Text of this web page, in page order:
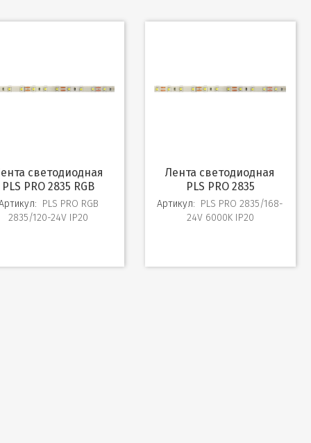
PLS PRO 2835 RGB
PLS PRO RGB
2835/120-24V IP20
Лента светодиодная
PLS PRO 2835
Артикул: PLS PRO 2835/168-
24V 6000K IP20